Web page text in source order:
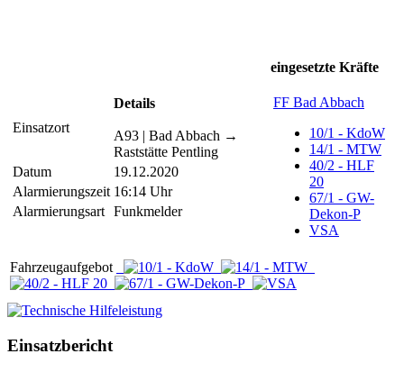
Einsatzort
Details
A93 | Bad Abbach →
Raststätte Pentling
Datum
19.12.2020
Alarmierungszeit 16:14 Uhr
Alarmierungsart Funkmelder
eingesetzte Kräfte
FF Bad Abbach
10/1 - KdoW
14/1 - MTW
40/2 - HLF
20
67/1 - GW-
Dekon-P
VSA
Fahrzeugaufgebot
Einsatzbericht